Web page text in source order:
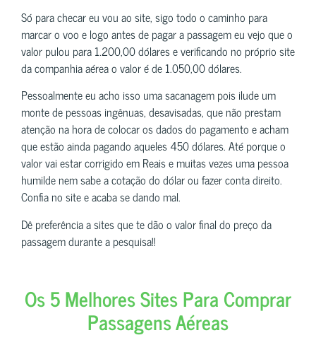
Só para checar eu vou ao site, sigo todo o caminho para
marcar o voo e logo antes de pagar a passagem eu vejo que o
valor pulou para 1.200,00 dólares e verificando no próprio site
da companhia aérea o valor é de 1.050,00 dólares.
Pessoalmente eu acho isso uma sacanagem pois ilude um
monte de pessoas ingênuas, desavisadas, que não prestam
atenção na hora de colocar os dados do pagamento e acham
que estão ainda pagando aqueles 450 dólares. Até porque o
valor vai estar corrigido em Reais e muitas vezes uma pessoa
humilde nem sabe a cotação do dólar ou fazer conta direito.
Confia no site e acaba se dando mal.
Dê preferência a sites que te dão o valor final do preço da
passagem durante a pesquisa!!
Os 5 Melhores Sites Para Comprar
Passagens Aéreas